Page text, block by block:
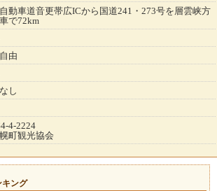
動車道音更帯広ICから国道241・273号を層雲峡方
で72km
由
し
4-2224
町観光協会
キング